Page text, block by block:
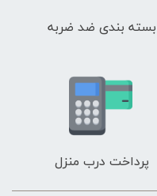
بسته بندی ضد ضربه
پرداخت درب منزل